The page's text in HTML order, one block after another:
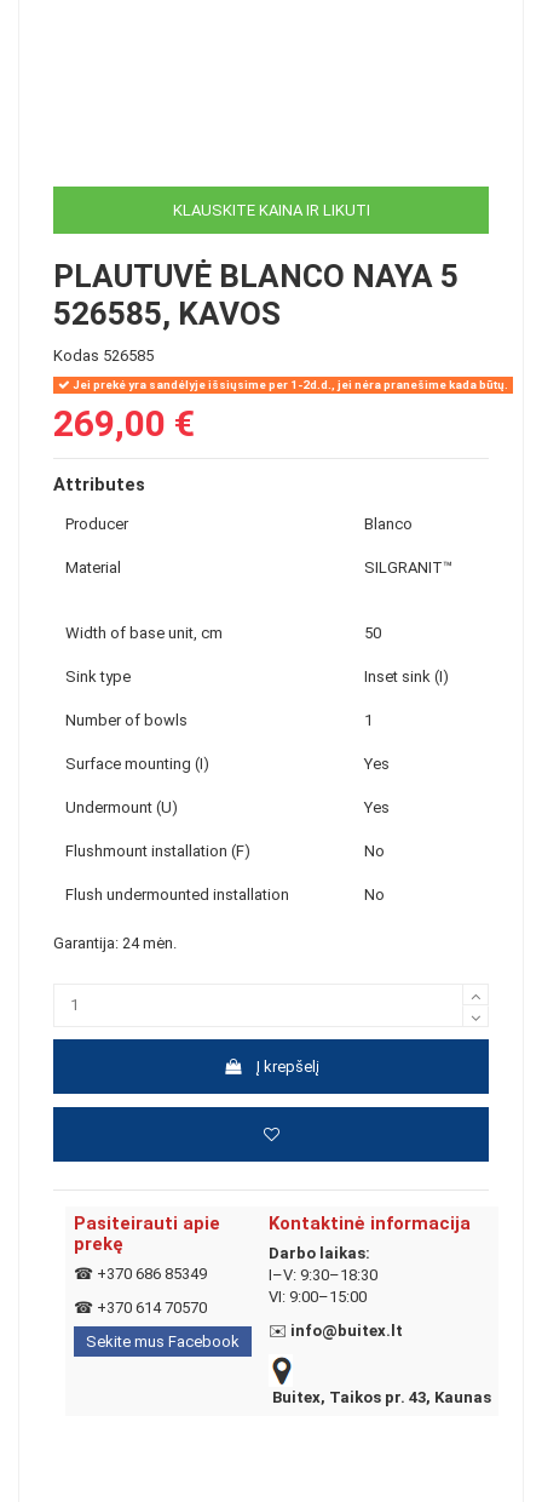
KLAUSKITE KAINA IR LIKUTI
PLAUTUVĖ BLANCO NAYA 5
526585, KAVOS
Kodas 526585
Jei prekė yra sandėlyje išsiųsime per 1-2d.d., jei nėra pranešime kada būtų.
269,00 €
Attributes
Producer Blanco
Material SILGRANIT™
Width of base unit, cm 50
Sink type Inset sink (I)
Number of bowls 1
Surface mounting (I) Yes
Undermount (U) Yes
Flushmount installation (F) No
Flush undermounted installation No
Garantija: 24 mėn.
Į krepšelį
Pasiteirauti apie
prekę
☎ +370 686 85349
☎ +370 614 70570
Sekite mus Facebook
Kontaktinė informacija
Darbo laikas:
I–V: 9:30–18:30
VI: 9:00–15:00
✉️ info@buitex.lt
Buitex, Taikos pr. 43, Kaunas